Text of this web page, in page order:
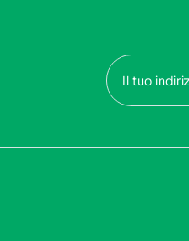
Email
(Obbligatorio)